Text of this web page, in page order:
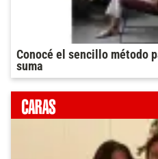
Conocé el sencillo método
suma